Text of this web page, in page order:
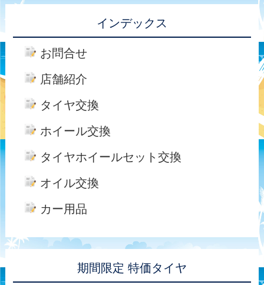
インデックス
お問合せ
店舗紹介
タイヤ交換
ホイール交換
タイヤホイールセット交換
オイル交換
カー用品
期間限定 特価タイヤ